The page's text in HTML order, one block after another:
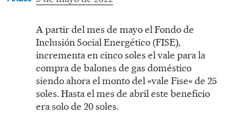
A partir del mes de mayo el Fondo de
Inclusión Social Energético (FISE),
incrementa en cinco soles el vale para la
compra de balones de gas doméstico
siendo ahora el monto del «vale Fise» de 25
soles. Hasta el mes de abril este beneficio
era solo de 20 soles.